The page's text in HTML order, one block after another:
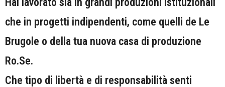
che in progetti indipendenti, come quelli de Le
Brugole o della tua nuova casa di produzione
Ro.Se.
Che tipo di libertà e di responsabilità senti